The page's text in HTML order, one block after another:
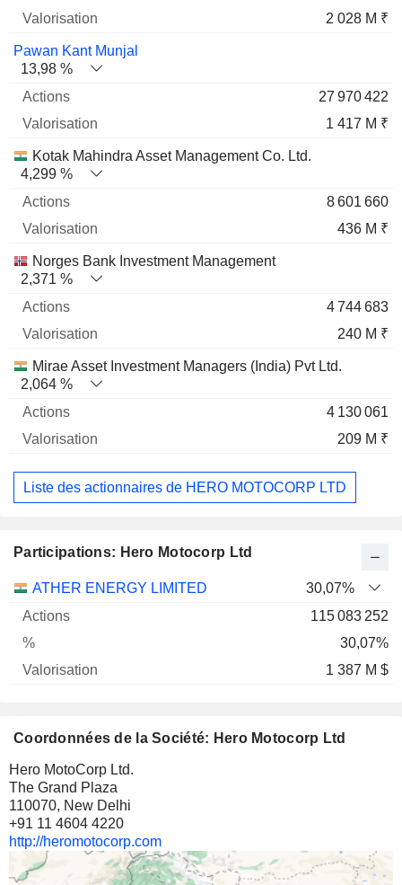
2 028 M ₹
Pawan Kant Munjal
13,98 %
27 970 422
1 417 M ₹
Kotak Mahindra Asset Management Co. Ltd.
4,299 %
8 601 660
436 M ₹
Norges Bank Investment Management
2,371 %
4 744 683
240 M ₹
Mirae Asset Investment Managers (India) Pvt Ltd.
2,064 %
4 130 061
209 M ₹
Liste des actionnaires de HERO MOTOCORP LTD
Participations: Hero Motocorp Ltd
Nom Actions % Valorisation
ATHER ENERGY LIMITED
30,07%
115 083 252
30,07%
1 387 M $
Coordonnées de la Société: Hero Motocorp Ltd
Hero MotoCorp Ltd.
The Grand Plaza
110070, New Delhi
+91 11 4604 4220
http://heromotocorp.com